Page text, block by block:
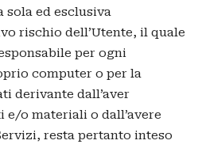
sola ed esclusiva
rischio dell’Utente, il quale
per ogni
computer o per la
derivante dall’aver
o materiali o dall’avere
resta pertanto inteso